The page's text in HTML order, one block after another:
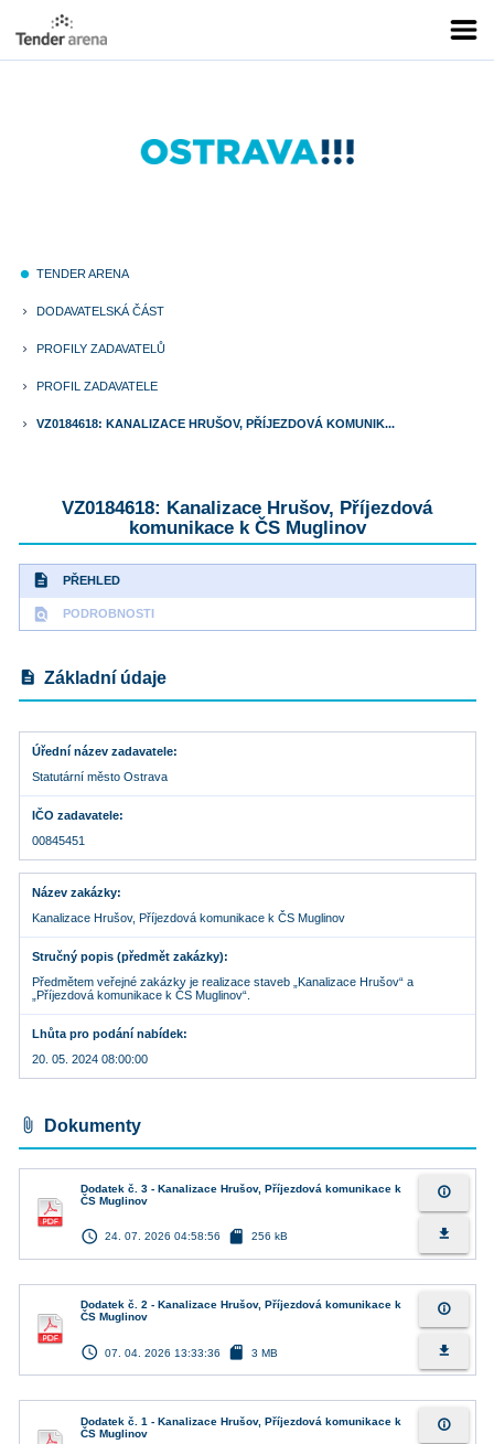
fiber_manual_record TENDER ARENA
keyboard_arrow_right DODAVATELSKÁ ČÁST
keyboard_arrow_right PROFILY ZADAVATELŮ
keyboard_arrow_right PROFIL ZADAVATELE
keyboard_arrow_right VZ0184618: KANALIZACE HRUŠOV, PŘÍJEZDOVÁ KOMUNIK...
VZ0184618: Kanalizace Hrušov, Příjezdová
komunikace k ČS Muglinov
description PŘEHLED
find_in_page PODROBNOSTI
description Základní údaje
Úřední název zadavatele
Statutární město Ostrava
IČO zadavatele
00845451
Název zakázky
Kanalizace Hrušov, Příjezdová komunikace k ČS Muglinov
Stručný popis (předmět zakázky)
Předmětem veřejné zakázky je realizace staveb „Kanalizace Hrušov“ a
„Příjezdová komunikace k ČS Muglinov“.
Lhůta pro podání nabídek
20. 05. 2024 08:00:00
attach_file Dokumenty
Dodatek č. 3 - Kanalizace Hrušov, Příjezdová komunikace k
ČS Muglinov
access_time 24. 07. 2026 04:58:56 sd_card 256 kB
info_outline
file_download
Dodatek č. 2 - Kanalizace Hrušov, Příjezdová komunikace k
ČS Muglinov
access_time 07. 04. 2026 13:33:36 sd_card 3 MB
info_outline
file_download
Dodatek č. 1 - Kanalizace Hrušov, Příjezdová komunikace k
ČS Muglinov
info_outline